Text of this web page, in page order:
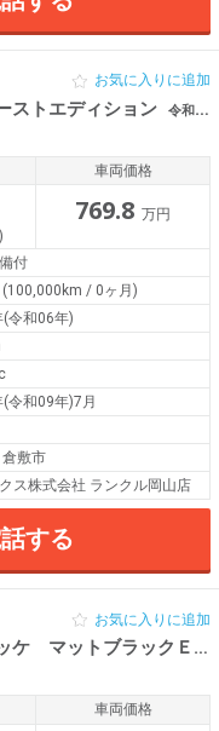
トエディション 令和06年（2024年） 541km 岡山県倉敷市 【2026夏フェスデモカー販売】
お気に入りに追加
車両価格
769.8 万円
付
(100,000km / 0ヶ月)
令和06年)
令和09年)7月
倉敷市
ス株式会社 ランクル岡山店
する
ランドクルーザープラド ＴＸ Ｌパッケ マットブラックＥｄ
お気に入りに追加
車両価格